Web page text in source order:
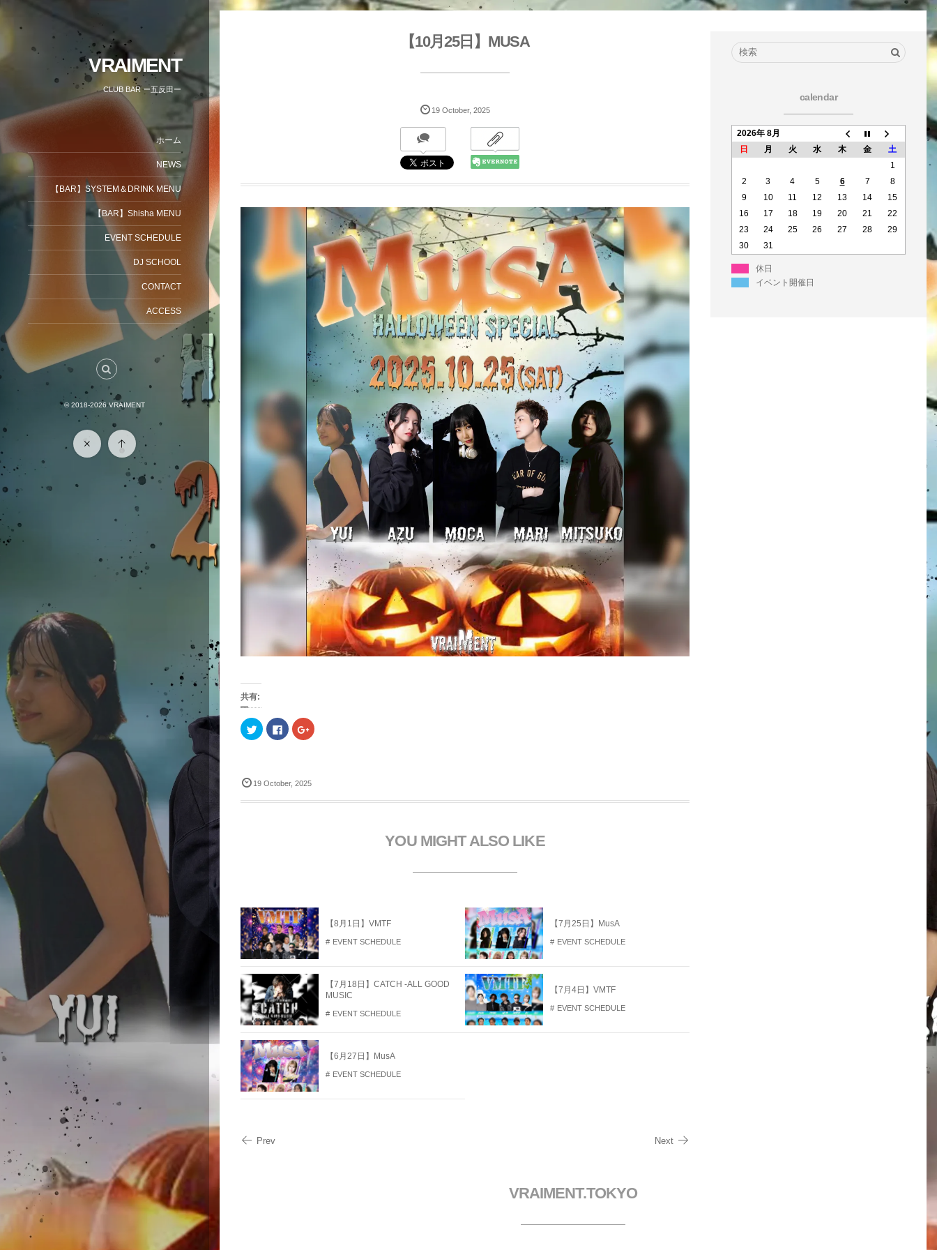
VRAIMENT
CLUB BAR ー五反田ー
ホーム
NEWS
【BAR】SYSTEM＆DRINK MENU
【BAR】Shisha MENU
EVENT SCHEDULE
DJ SCHOOL
CONTACT
ACCESS
© 2018-2026VRAIMENT
【10月25日】MUSA
19 October,2025
共有:
ク
リ
w
t
ン
ド
ウ
で
開
き
ま
す
)
F
a
k
共
だ
さ
い
(
新
し
い
ウ
ィ
ン
ド
ウ
で
開
き
ま
す
)
ク
リ
o
g
ン
ド
ウ
で
開
き
ま
す
)
19 October,2025
YOU MIGHT ALSO LIKE
【8月1日】VMTF
EVENT SCHEDULE
【7月25日】MusA
EVENT SCHEDULE
【7月18日】CATCH -ALL GOOD
MUSIC
EVENT SCHEDULE
【7月4日】VMTF
EVENT SCHEDULE
【6月27日】MusA
EVENT SCHEDULE
Prev Next
calendar
2026年 8月
日
月 火 水 木 金
土
1
2
3 4 5 6 7
8
9
10 11 12 13 14
15
16
17 18 19 20 21
22
23
24 25 26 27 28
29
30
31
休日
イベント開催日
VRAIMENT.TOKYO